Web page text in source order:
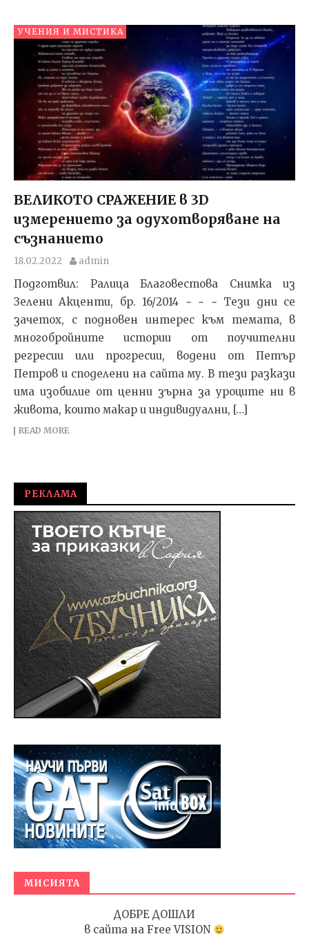
УЧЕНИЯ И МИСТИКА
ВЕЛИКОТО СРАЖЕНИЕ в 3D
измерението за одухотворяване на
съзнанието
18.02.2022 admin
Подготвил: Ралица Благовестова Снимка из
Зелени Акценти, бр. 16/2014 ~ ~ ~ Тези дни се
зачетох, с подновен интерес към темата, в
многобройните истории от поучителни
регресии или прогресии, водени от Петър
Петров и споделени на сайта му. В тези разкази
има изобилие от ценни зърна за уроците ни в
живота, които макар и индивидуални, […]
READ MORE
РЕКЛАМА
МИСИЯТА
ДОБРЕ ДОШЛИ
в сайта на Free VISION